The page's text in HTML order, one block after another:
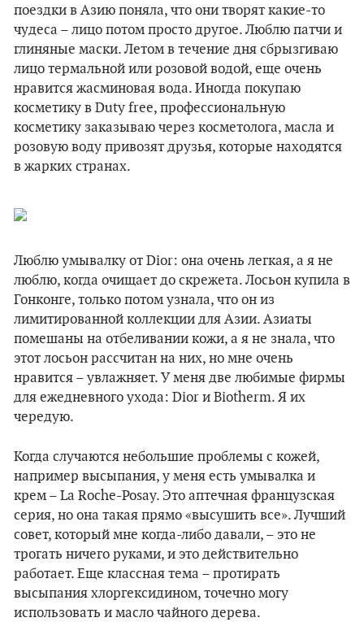
поездки в Азию поняла, что они творят какие-то
чудеса – лицо потом просто другое. Люблю патчи и
глиняные маски. Летом в течение дня сбрызгиваю
лицо термальной или розовой водой, еще очень
нравится жасминовая вода. Иногда покупаю
косметику в Duty free, профессиональную
косметику заказываю через косметолога, масла и
розовую воду привозят друзья, которые находятся
в жарких странах.
Люблю умывалку от Dior: она очень легкая, а я не
люблю, когда очищает до скрежета. Лосьон купила в
Гонконге, только потом узнала, что он из
лимитированной коллекции для Азии. Азиаты
помешаны на отбеливании кожи, а я не знала, что
этот лосьон рассчитан на них, но мне очень
нравится – увлажняет. У меня две любимые фирмы
для ежедневного ухода: Dior и Biotherm. Я их
чередую.
Когда случаются небольшие проблемы с кожей,
например высыпания, у меня есть умывалка и
крем – La Roche-Posay. Это аптечная французская
серия, но она такая прямо «высушить все». Лучший
совет, который мне когда-либо давали, – это не
трогать ничего руками, и это действительно
работает. Еще классная тема – протирать
высыпания хлоргексидином, точечно могу
использовать и масло чайного дерева.